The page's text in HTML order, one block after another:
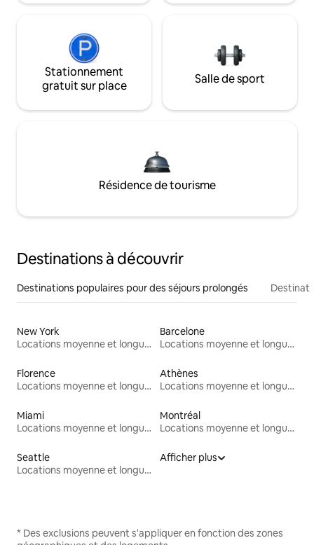
Stationnement
gratuit sur place
Salle de sport
Résidence de tourisme
Destinations à découvrir
Destinations populaires pour des séjours prolongés
New York
Locations moyenne et longue durée
Barcelone
Locations moyenne et longue durée
Florence
Locations moyenne et longue durée
Athènes
Locations moyenne et longue durée
Miami
Locations moyenne et longue durée
Montréal
Locations moyenne et longue durée
Seattle
Locations moyenne et longue durée
Afficher plus
* Des exclusions peuvent s'appliquer en fonction des zones